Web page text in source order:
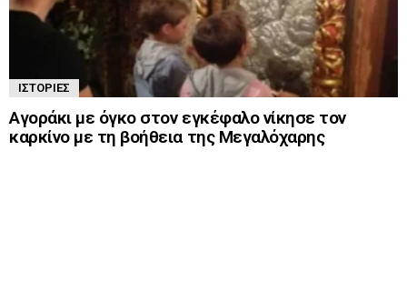
ΙΣΤΟΡΊΕΣ
Αγοράκι με όγκο στον εγκέφαλο νίκησε τον
καρκίνο με τη βοήθεια της Μεγαλόχαρης